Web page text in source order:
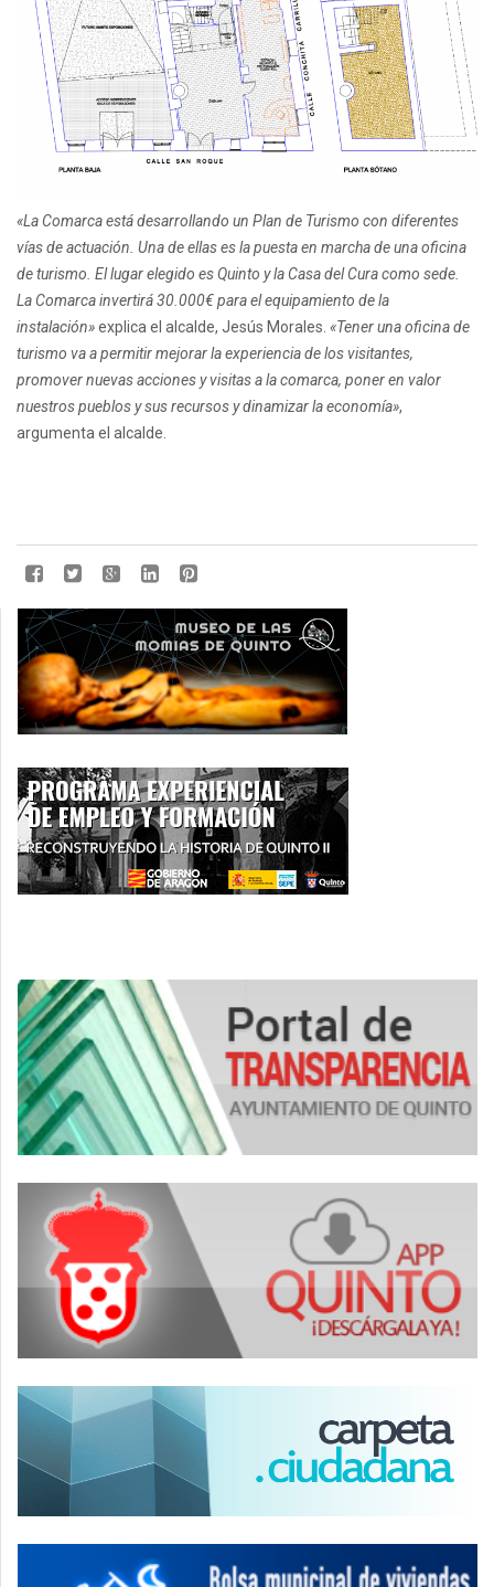
«La Comarca está desarrollando un Plan de Turismo con diferentes
vías de actuación. Una de ellas es la puesta en marcha de una oficina
de turismo. El lugar elegido es Quinto y la Casa del Cura como sede.
La Comarca invertirá 30.000€ para el equipamiento de la
instalación»explica el alcalde, Jesús Morales. «Tener una oficina de
turismo va a permitir mejorar la experiencia de los visitantes,
promover nuevas acciones y visitas a la comarca, poner en valor
nuestros pueblos y sus recursos y dinamizar la economía»,
argumenta el alcalde.